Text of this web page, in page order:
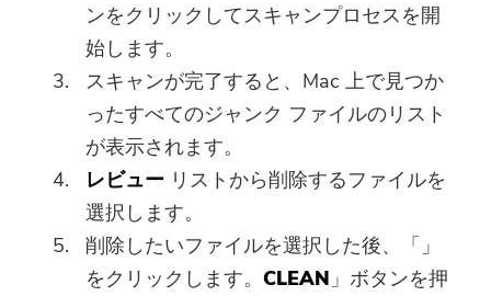
ンをクリックしてスキャンプロセスを開
始します。
スキャンが完了すると、Mac 上で見つか
ったすべてのジャンク ファイルのリスト
が表示されます。
レビュー リストから削除するファイルを
選択します。
削除したいファイルを選択した後、「」
をクリックします。CLEAN 」ボタンを押